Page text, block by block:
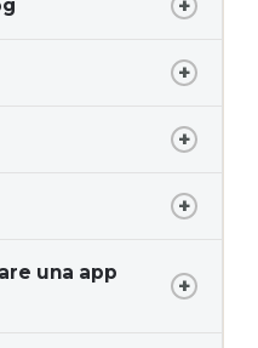
una app